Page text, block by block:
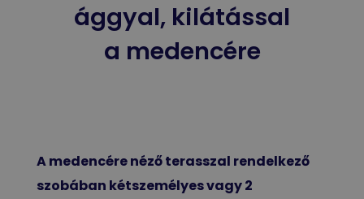
ággyal, kilátással
a medencére
A medencére néző terasszal rendelkező
szobában kétszemélyes vagy 2